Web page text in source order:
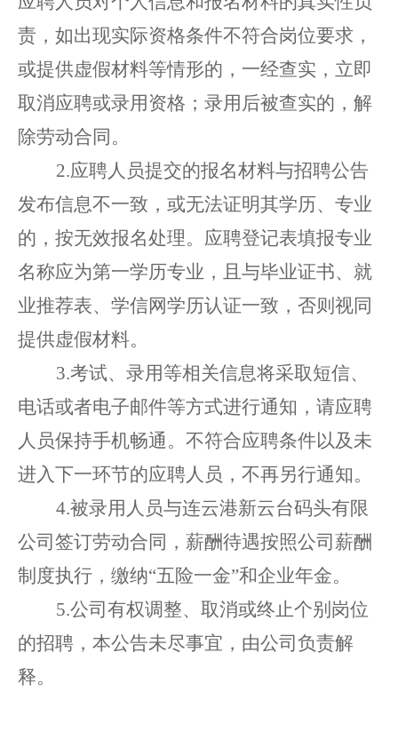
责 ， 如出现实际资格条件不符合岗位要求，
或提供虚假材料等情形的，一经查实，立即
取消应聘或录用资格 ； 录用后被查实的，解
除劳动合同。
2.应聘人员提交的报名材料与招聘公告
发布信息不一致， 或无法证明其学历、专业
的，按无效报名处理。 应聘登记表填报专业
名称应为第一学历专业，且与毕业证书、就
业推荐表、 学信网学历认证一致，否则视同
提供虚假材料。
3.考试、录用等相关信息将采取短信、
电话或者电子邮件等方式进行通知，请应聘
人员保持手机畅通。不符合应聘条件以及未
进入下一环节的应聘人员 ，不再另行通知。
4.被录用人员与连云港新云台码头有限
公司 签订劳动合同，薪酬待遇按照公司薪酬
制度执行，缴纳“五险一金”和企业年金。
5.公司有权调整、取消或终止个别岗位
的招聘，本公告未尽事宜，由公司负责解
释。